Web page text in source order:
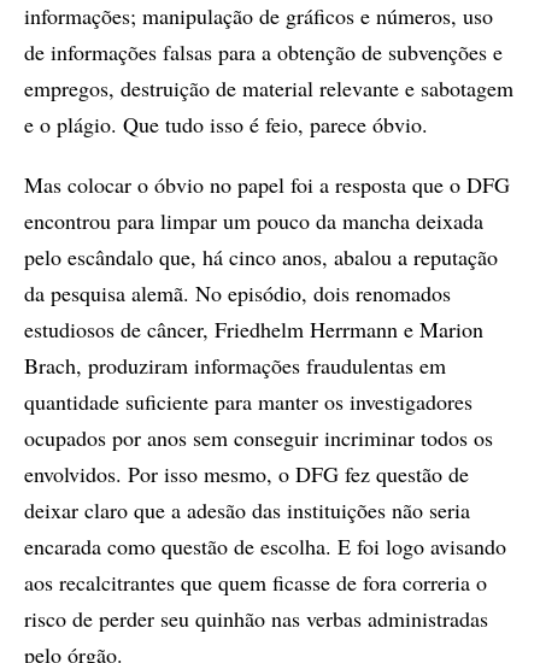
informações; manipulação de gráficos e números, uso
de informações falsas para a obtenção de subvenções e
empregos, destruição de material relevante e sabotagem
e o plágio. Que tudo isso é feio, parece óbvio.
Mas colocar o óbvio no papel foi a resposta que o DFG
encontrou para limpar um pouco da mancha deixada
pelo escândalo que, há cinco anos, abalou a reputação
da pesquisa alemã. No episódio, dois renomados
estudiosos de câncer, Friedhelm Herrmann e Marion
Brach, produziram informações fraudulentas em
quantidade suficiente para manter os investigadores
ocupados por anos sem conseguir incriminar todos os
envolvidos. Por isso mesmo, o DFG fez questão de
deixar claro que a adesão das instituições não seria
encarada como questão de escolha. E foi logo avisando
aos recalcitrantes que quem ficasse de fora correria o
risco de perder seu quinhão nas verbas administradas
pelo órgão.